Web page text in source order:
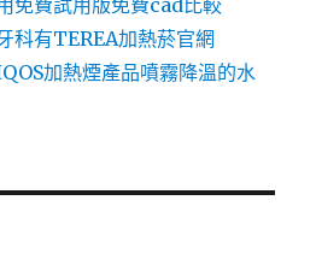
免費試用版免費cad比較
科有TEREA加熱菸官網
加熱煙產品噴霧降溫的水